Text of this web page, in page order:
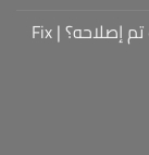
جهاز لا يتعرف على كارت الفيجا – كيف تم إصلاحه؟ | Fix